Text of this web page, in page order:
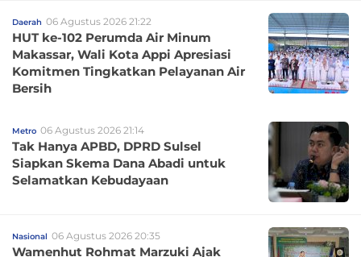
Daerah 06 Agustus 2026 21:22
HUT ke-102 Perumda Air Minum
Makassar, Wali Kota Appi Apresiasi
Komitmen Tingkatkan Pelayanan Air
Bersih
Metro 06 Agustus 2026 21:14
Tak Hanya APBD, DPRD Sulsel
Siapkan Skema Dana Abadi untuk
Selamatkan Kebudayaan
Nasional 06 Agustus 2026 20:35
Wamenhut Rohmat Marzuki Ajak